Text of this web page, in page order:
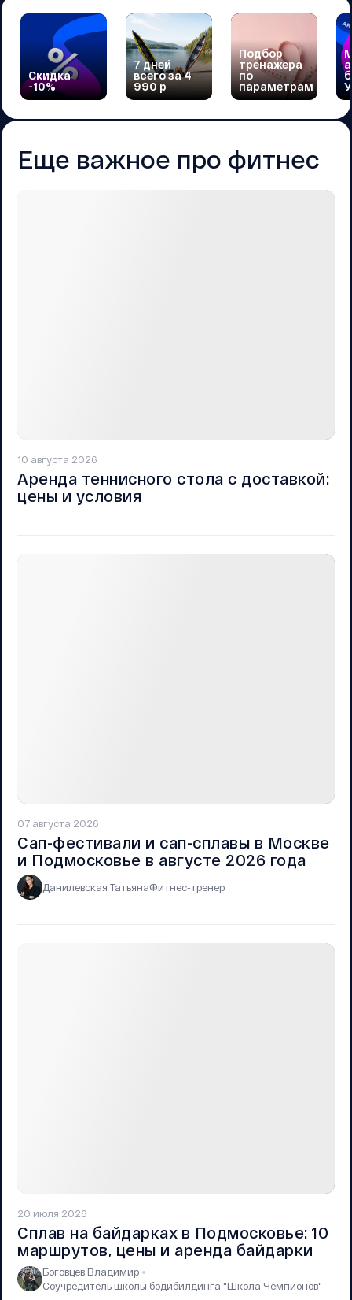
Скидка
-10%
7 дней
всего за 4
990 р
Подбор
тренажера
по
параметрам
Еще важное про фитнес
10 августа 2026
Аренда теннисного стола с доставкой:
цены и условия
07 августа 2026
Сап-фестивали и сап-сплавы в Москве
и Подмосковье в августе 2026 года
Данилевская ТатьянаФитнес-тренер
20 июля 2026
Сплав на байдарках в Подмосковье: 10
маршрутов, цены и аренда байдарки
Боговцев Владимир
Соучредитель школы бодибилдинга "Школа Чемпионов"